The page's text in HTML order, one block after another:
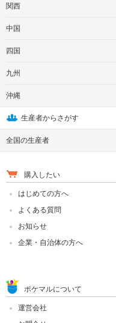
関西
中国
四国
九州
沖縄
生産者からさがす
全国の生産者
購入したい
はじめての方へ
よくある質問
お知らせ
企業・自治体の方へ
ポケマルについて
運営会社